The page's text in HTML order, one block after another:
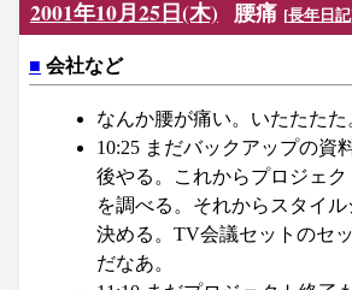
2001年10月25日(木) 腰痛 [長年日記
■ 会社など
なんか腰が痛い。いたたたた
10:25 まだバックアップの資
後やる。これからプロジェ
を調べる。それからスタイ
決める。TV会議セットのセ
だなあ。